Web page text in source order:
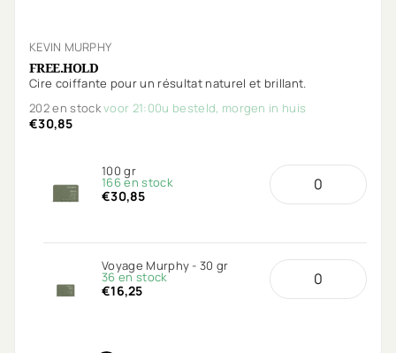
KEVIN MURPHY
FREE.HOLD
Cire coiffante pour un résultat naturel et brillant.
202 en stockvoor 21:00u besteld, morgen in huis
€30,85
100 gr
166 en stock
€30,85
Voyage Murphy - 30 gr
36 en stock
€16,25